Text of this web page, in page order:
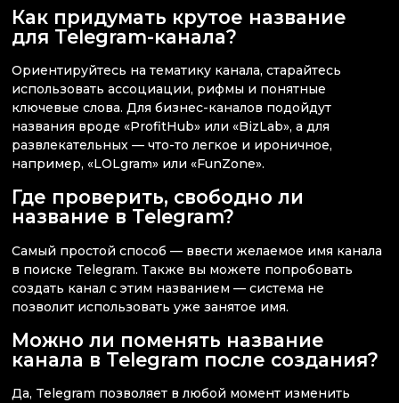
Как придумать крутое название
для Telegram-канала?
Ориентируйтесь на тематику канала, старайтесь
использовать ассоциации, рифмы и понятные
ключевые слова. Для бизнес-каналов подойдут
названия вроде «ProfitHub» или «BizLab», а для
развлекательных — что-то легкое и ироничное,
например, «LOLgram» или «FunZone».
Где проверить, свободно ли
название в Telegram?
Самый простой способ — ввести желаемое имя канала
в поиске Telegram. Также вы можете попробовать
создать канал с этим названием — система не
позволит использовать уже занятое имя.
Можно ли поменять название
канала в Telegram после создания?
Да, Telegram позволяет в любой момент изменить